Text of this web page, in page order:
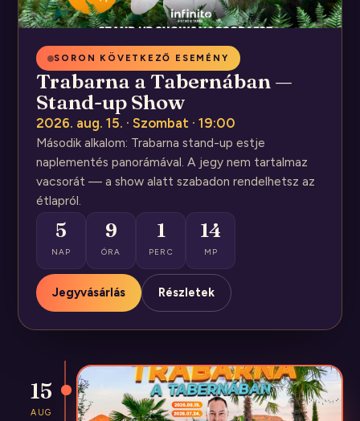
SORON KÖVETKEZŐ ESEMÉNY
Trabarna a Tabernában —
Stand-up Show
2026. aug. 15. · Szombat · 19:00
Második alkalom: Trabarna stand-up estje
naplementés panorámával. A jegy nem tartalmaz
vacsorát — a show alatt szabadon rendelhetsz az
étlapról.
5
NAP
9
ÓRA
1
PERC
14
MP
Jegyvásárlás Részletek
15
AUG